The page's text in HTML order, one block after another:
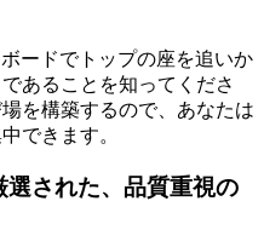
ードでトップの座を追いか
あることを知ってくださ
を構築するので、あなたは
できます。
された、品質重視の